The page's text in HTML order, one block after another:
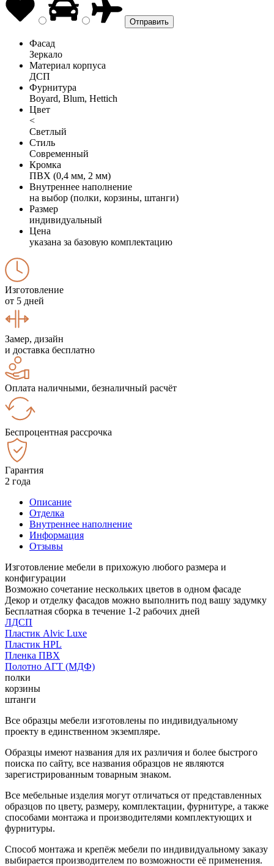
Фасад
Зеркало
Материал корпуса
ДСП
Фурнитура
Boyard, Blum, Hettich
Цвет
<
Светлый
Стиль
Современный
Кромка
ПВХ (0,4 мм, 2 мм)
Внутреннее наполнение
на выбор (полки, корзины, штанги)
Размер
индивидуальный
Цена
указана за базовую комплектацию
Изготовление
от 5 дней
Замер, дизайн
и доставка бесплатно
Оплата наличными, безналичный расчёт
Беспроцентная рассрочка
Гарантия
2 года
Описание
Отделка
Внутреннее наполнение
Информация
Отзывы
Изготовление мебели в прихожую любого размера и
конфигурации
Возможно сочетание нескольких цветов в одном фасаде
Декор и отделку фасадов можно выполнить под вашу задумку
Бесплатная сборка в течение 1-2 рабочих дней
ЛДСП
Пластик Alvic Luxe
Пластик HPL
Пленка ПВХ
Полотно АГТ (МДФ)
полки
корзины
штанги
Все образцы мебели изготовлены по индивидуальному
проекту в единственном экземпляре.
Образцы имеют названия для их различия и более быстрого
поиска по сайту, все названия образцов не являются
зарегистрированным товарным знаком.
Все мебельные изделия могут отличаться от представленных
образцов по цвету, размеру, комплектации, фурнитуре, а также
способами монтажа и производителями комплектующих и
фурнитуры.
Способ монтажа и крепёж мебели по индивидуальному заказу
выбирается производителем по возможности её применения.